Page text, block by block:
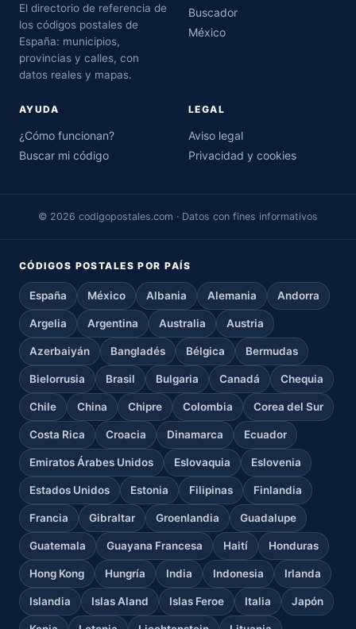
El directorio de referencia de
los códigos postales de
España: municipios,
provincias y calles, con
datos reales y mapas.
Buscador
México
AYUDA
¿Cómo funcionan?
Buscar mi código
LEGAL
Aviso legal
Privacidad y cookies
© 2026 codigopostales.com · Datos con fines informativos
CÓDIGOS POSTALES POR PAÍS
España México Albania Alemania Andorra
Argelia Argentina Australia Austria
Azerbaiyán Bangladés Bélgica Bermudas
Bielorrusia Brasil Bulgaria Canadá Chequia
Chile China Chipre Colombia Corea del Sur
Costa Rica Croacia Dinamarca Ecuador
Emiratos Árabes Unidos Eslovaquia Eslovenia
Estados Unidos Estonia Filipinas Finlandia
Francia Gibraltar Groenlandia Guadalupe
Guatemala Guayana Francesa Haití Honduras
Hong Kong Hungría India Indonesia Irlanda
Islandia Islas Aland Islas Feroe Italia Japón